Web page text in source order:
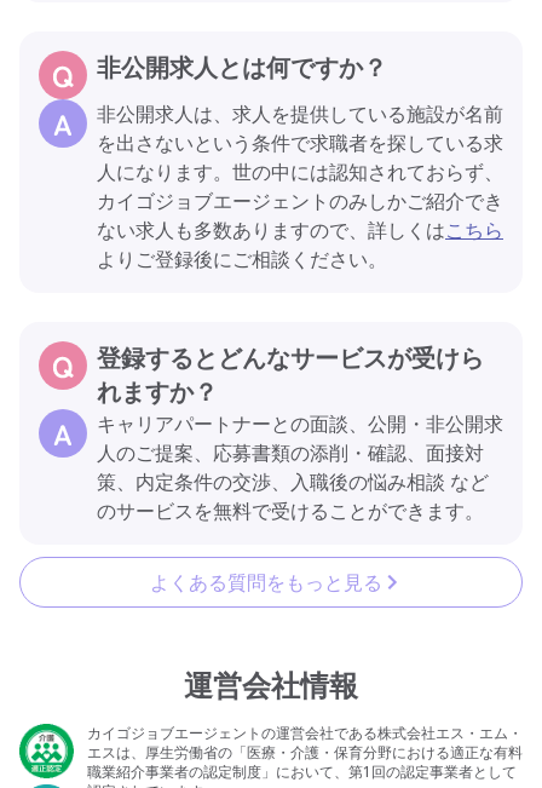
非公開求人とは何ですか？
非公開求人は、求人を提供している施設が名前
を出さないという条件で求職者を探している求
人になります。世の中には認知されておらず、
カイゴジョブエージェントのみしかご紹介でき
ない求人も多数ありますので、詳しくはこちら
よりご登録後にご相談ください。
登録するとどんなサービスが受けら
れますか？
キャリアパートナーとの面談、公開・非公開求
人のご提案、応募書類の添削・確認、面接対
策、内定条件の交渉、入職後の悩み相談 など
のサービスを無料で受けることができます。
よくある質問をもっと見る
運営会社情報
カイゴジョブエージェントの運営会社である株式会社エス・エム・
エスは、厚生労働省の「医療・介護・保育分野における適正な有料
職業紹介事業者の認定制度」において、第1回の認定事業者として